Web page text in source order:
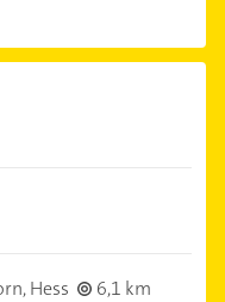
Hess
6,1 km